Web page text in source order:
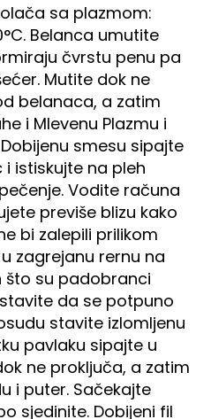
sa plazmom:
Belanca umutite
čvrstu penu pa
Mutite dok ne
belanaca, a zatim
i Mlevenu Plazmu i
smesu sipajte
istiskujte na pleh
Vodite računa
previše blizu kako
bi zalepili prilikom
zagrejanu rernu na
što su padobranci
da se potpuno
stavite izlomljenu
pavlaku sipajte u
ne proključa, a zatim
i puter. Sačekajte
sjedinite. Dobijeni fil